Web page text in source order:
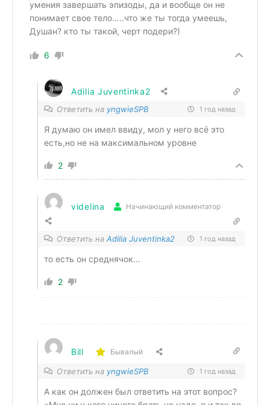
умения завершать эпизоды, да и вообще он не
понимает свое тело…..что же ты тогда умеешь,
Душан? кто ты такой, черт подери?)
6
Adilia Juventinka2
Ответить на yngwieSPB 1 год назад
Я думаю он имел ввиду, мол у него всё это
есть,но не на максимальном уровне
2
videlina Начинающий комментатор
Ответить на Adilia Juventinka2 1 год назад
то есть он среднячок…
2
Bill Бывалый
Ответить на yngwieSPB 1 год назад
А как он должен был ответить на этот вопрос?